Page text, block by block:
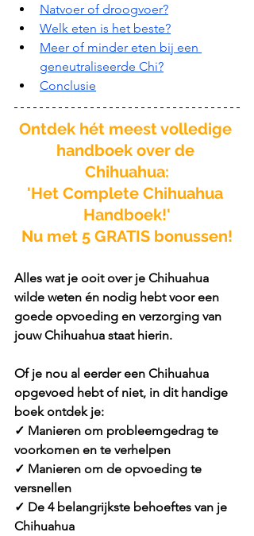
Natvoer of droogvoer?
Welk eten is het beste?
Meer of minder eten bij een
geneutraliseerde Chi?
Conclusie
Ontdek hét meest volledige
handboek over de
Chihuahua:
'Het Complete Chihuahua
Handboek!'
Nu met 5 GRATIS bonussen!
Alles wat je ooit over je Chihuahua
wilde weten én nodig hebt voor een
goede opvoeding en verzorging van
jouw Chihuahua staat hierin.
Of je nou al eerder een Chihuahua
opgevoed hebt of niet, in dit handige
boek ontdek je:
✓ Manieren om probleemgedrag te
voorkomen en te verhelpen
✓ Manieren om de opvoeding te
versnellen
✓ De 4 belangrijkste behoeftes van je
Chihuahua